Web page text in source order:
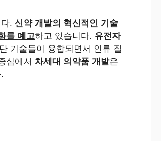
. 신약 개발의 혁신적인 기술
를 예고하고 있습니다. 유전자
기술들이 융합되면서 인류 질
심에서 차세대 의약품 개발은